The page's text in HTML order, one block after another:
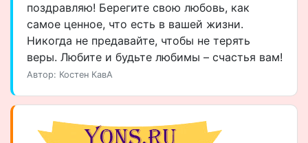
поздравляю! Берегите свою любовь, как
самое ценное, что есть в вашей жизни.
Никогда не предавайте, чтобы не терять
веры. Любите и будьте любимы – счастья вам!
Автор: Костен КавА